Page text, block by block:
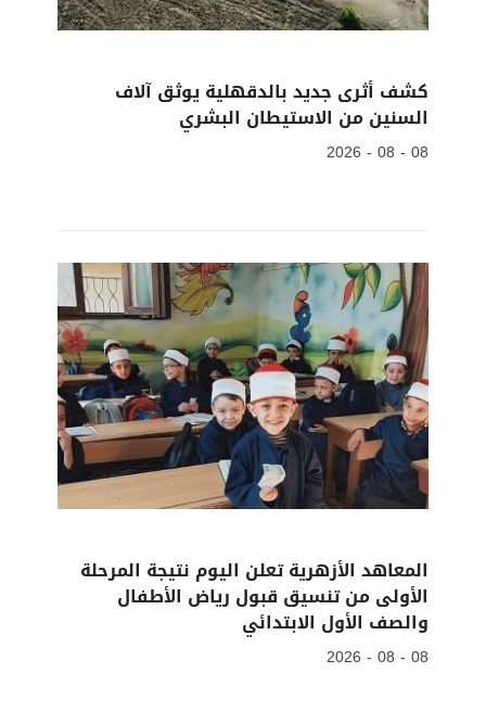
كشف أثرى جديد بالدقهلية يوثق آلاف
السنين من الاستيطان البشري
08 - 08 - 2026
المعاهد الأزهرية تعلن اليوم نتيجة المرحلة
الأولى من تنسيق قبول رياض الأطفال
والصف الأول الابتدائي
08 - 08 - 2026